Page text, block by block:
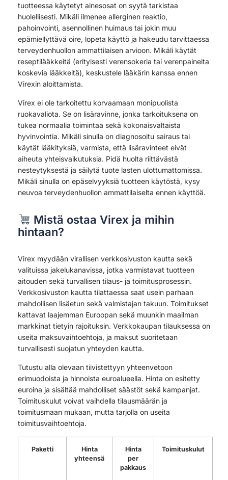
tuotteessa käytetyt ainesosat on syytä tarkistaa
huolellisesti. Mikäli ilmenee allerginen reaktio,
pahoinvointi, asennollinen huimaus tai jokin muu
epämiellyttävä oire, lopeta käyttö ja hakeudu tarvittaessa
terveydenhuollon ammattilaisen arvioon. Mikäli käytät
reseptilääkkeitä (erityisesti verensokeria tai verenpaineita
koskevia lääkkeitä), keskustele lääkärin kanssa ennen
Virexin aloittamista.
Virex ei ole tarkoitettu korvaamaan monipuolista
ruokavaliota. Se on lisäravinne, jonka tarkoituksena on
tukea normaalia toimintaa sekä kokonaisvaltaista
hyvinvointia. Mikäli sinulla on diagnosoitu sairaus tai
käytät lääkityksiä, varmista, että lisäravinteet eivät
aiheuta yhteisvaikutuksia. Pidä huolta riittävästä
nesteytyksestä ja säilytä tuote lasten ulottumattomissa.
Mikäli sinulla on epäselvyyksiä tuotteen käytöstä, kysy
neuvoa terveydenhuollon ammattilaiselta ennen käyttöä.
Mistä ostaa Virex ja mihin
hintaan?
Virex myydään virallisen verkkosivuston kautta sekä
valituissa jakelukanavissa, jotka varmistavat tuotteen
aitouden sekä turvallisen tilaus- ja toimitusprosessin.
Verkkosivuston kautta tilattaessa saat usein parhaan
mahdollisen lisäetun sekä valmistajan takuun. Toimitukset
kattavat laajemman Euroopan sekä muunkin maailman
markkinat tietyin rajoituksin. Verkkokaupan tilauksessa on
useita maksuvaihtoehtoja, ja maksut suoritetaan
turvallisesti suojatun yhteyden kautta.
Tutustu alla olevaan tiivistettyyn yhteenvetoon
erimuodoista ja hinnoista euroalueella. Hinta on esitetty
euroina ja sisältää mahdolliset säästöt sekä kampanjat.
Toimituskulut voivat vaihdella tilausmäärän ja
toimitusmaan mukaan, mutta tarjolla on useita
toimitusvaihtoehtoja.
Paketti
Hinta
yhteensä
Hinta
per
pakkaus
Toimituskulut